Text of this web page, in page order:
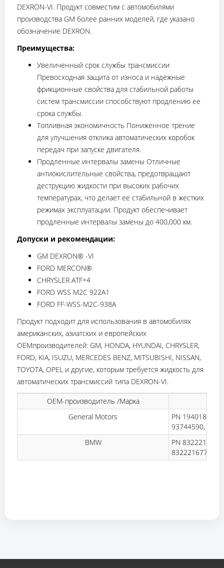
DEXRON-VI. Продукт совместим с автомобилями
производства GM более ранних моделей, где указано
обозначение DEXRON.
Преимущества:
Увеличенный срок службы трансмиссии
Превосходная защита от износа и надежные
фрикционные свойства для стабильной работы
систем трансмиссии способствуют продлению ее
срока службы.
Топливная экономичность Пониженное трение
для улучшения отклика автоматических коробок
передач при запуске двигателя.
Продленные интервалы замены Отличные
антиокислительные свойства, предотвращают
деструкцию жидкости при высоких рабочих
температурах, что делает ее стабильной в жестких
режимах эксплуатации. Продукт обеспечивает
продленные интервалы замены до 400,000 км.
Допуски и рекомендации:
GM DEXRON® -VI
FORD MERCON®
CHRYSLER ATF+4
FORD WSS M2C 922A1
FORD FF-WSS-M2C-938A
Продукт подходит для использования в автомобилях
американских, азиатских и европейских
OEMпроизводителей: GM, HONDA, HYUNDAI, CHRYSLER,
FORD, KIA, ISUZU, MERCEDES BENZ, MITSUBISHI, NISSAN,
TOYOTA, OPEL и другие, которым требуется жидкость для
автоматических трансмиссий типа DEXRON-VI.
OEM-производитель /Марка
General Motors
PN 1940184,
93744590, PN
BMW
PN
83222167720